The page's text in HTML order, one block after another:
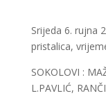
Srijeda 6. rujna
pristalica,
SOKOLOVI :
L.PAVLIĆ,